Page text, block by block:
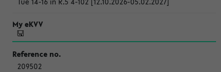
209502